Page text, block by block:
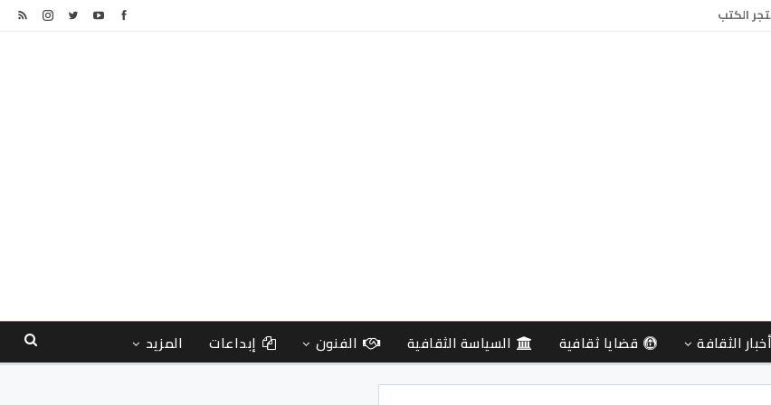
الكتب
أخبار الثقافة قضايا ثقافية السياسة الثقافية الفنون إبداعات المزيد